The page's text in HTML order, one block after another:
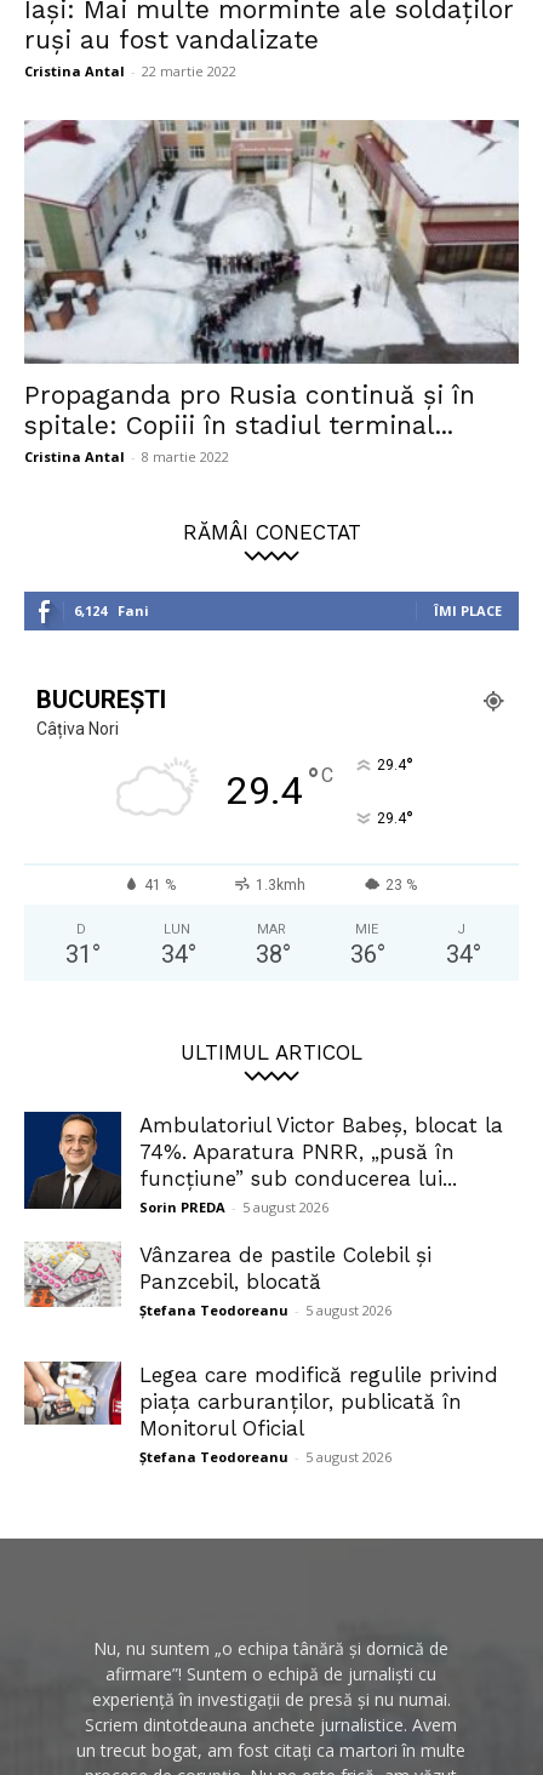
Iaşi: Mai multe morminte ale soldaţilor
ruşi au fost vandalizate
Cristina Antal - 22 martie 2022
Propaganda pro Rusia continuă şi în
spitale: Copiii în stadiul terminal...
Cristina Antal - 8 martie 2022
RĂMÂI CONECTAT
6,124 Fani ÎMI PLACE
BUCUREȘTI
Câțiva Nori
29.4°C 29.4°
29.4°
41 % 1.3kmh 23 %
D
31 °
LUN
34°
MAR
38°
MIE
36°
J
34°
ULTIMUL ARTICOL
Ambulatoriul Victor Babeș, blocat la
74%. Aparatura PNRR, „pusă în
funcțiune” sub conducerea lui...
Sorin PREDA - 5 august 2026
Vânzarea de pastile Colebil și
Panzcebil, blocată
Ștefana Teodoreanu - 5 august 2026
Legea care modifică regulile privind
piața carburanților, publicată în
Monitorul Oficial
Ștefana Teodoreanu - 5 august 2026
Nu, nu suntem „o echipa tânără și dornică de
afirmare”! Suntem o echipă de jurnaliști cu
experiență în investigații de presă și nu numai.
Scriem dintotdeauna anchete jurnalistice. Avem
un trecut bogat, am fost citați ca martori în multe